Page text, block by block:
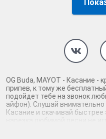
OG Buda, MAYOT - Касание -
припев, к тому же
подойдет тебе на звонок
айфон). Слушай внимательно
Касание и скачивай быстрее
нарезка любимой песни не
каждого второго на звонке.